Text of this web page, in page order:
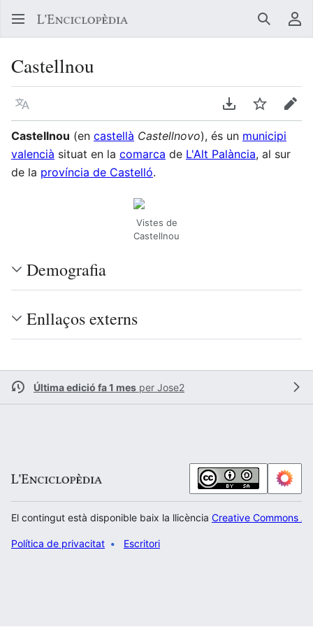
Buscar
Castellnou
Llegir en un atre idioma Descarregar en
Vigilar
Castellnou (en castellà Castellnovo), és un municipi
valencià situat en la comarca de L'Alt Palància, al sur
de la província de Castelló.
Vistes de
Castellnou
Demografia
Enllaços externs
Última edició fa 1 mes per Jose2
El contingut està disponible baix la llicència Creative Commons
Política de privacitat Escritori